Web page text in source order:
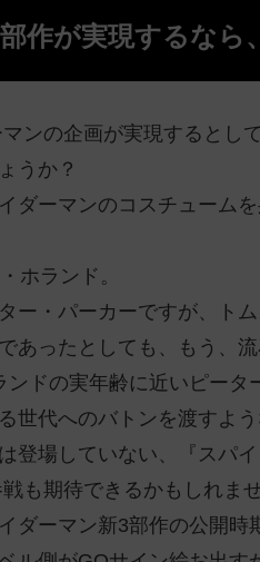
作が実現するなら
ンの企画が実現するとし
うか？
ダーマンのコスチュームを
ホランド。
ー・パーカーですが、トム
あったとしても、もう、
ンドの実年齢に近いピー
世代へのバトンを渡すよ
登場していない、『スパ
も期待できるかもしれませ
ダーマン新3部作の公開時